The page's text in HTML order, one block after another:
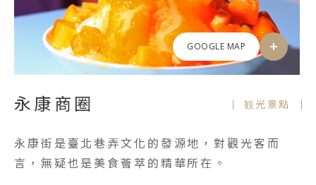
GOOGLE MAP
永康商圈 観光景點
永康街是臺北巷弄文化的發源地，對觀光客而
言，無疑也是美食薈萃的精華所在。